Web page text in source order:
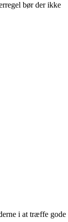
bør der ikke
i at træffe gode